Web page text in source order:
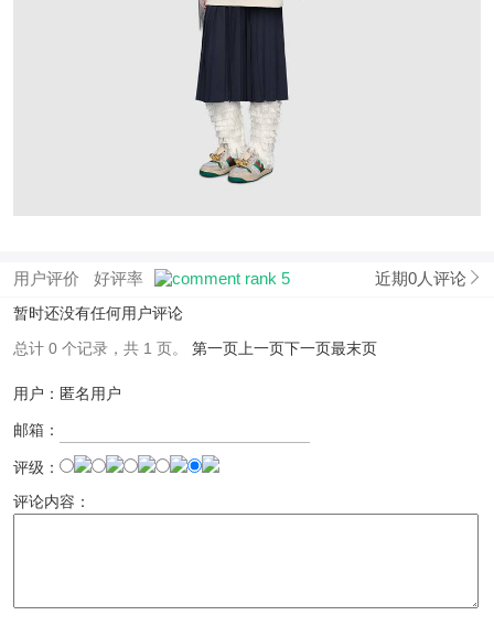
用户评价 好评率 近期0人评论
暂时还没有任何用户评论
总计 0 个记录，共 1 页。 第一页 上一页下一页最末页
用户：匿名用户
邮箱：
评级：
评论内容：